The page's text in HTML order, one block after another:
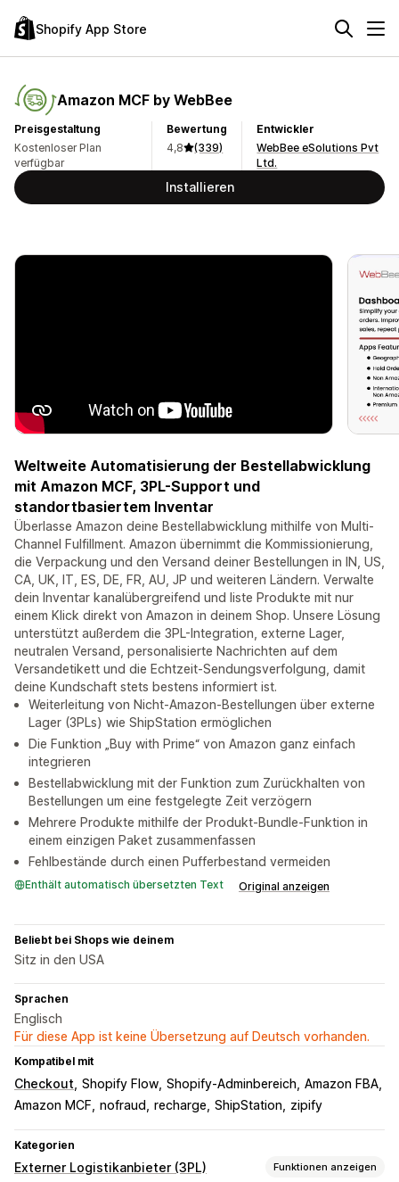
Shopify App Store
Amazon MCF by WebBee
Preisgestaltung
Kostenloser Plan
verfügbar
Bewertung
4,8
(339)
Entwickler
WebBee eSolutions Pvt
Ltd.
Installieren
Weltweite Automatisierung der Bestellabwicklung
mit Amazon MCF, 3PL-Support und
standortbasiertem Inventar
Überlasse Amazon deine Bestellabwicklung mithilfe von Multi-
Channel Fulfillment. Amazon übernimmt die Kommissionierung,
die Verpackung und den Versand deiner Bestellungen in IN, US,
CA, UK, IT, ES, DE, FR, AU, JP und weiteren Ländern. Verwalte
dein Inventar kanalübergreifend und liste Produkte mit nur
einem Klick direkt von Amazon in deinem Shop. Unsere Lösung
unterstützt außerdem die 3PL-Integration, externe Lager,
neutralen Versand, personalisierte Nachrichten auf dem
Versandetikett und die Echtzeit-Sendungsverfolgung, damit
deine Kundschaft stets bestens informiert ist.
Weiterleitung von Nicht-Amazon-Bestellungen über externe
Lager (3PLs) wie ShipStation ermöglichen
Die Funktion „Buy with Prime“ von Amazon ganz einfach
integrieren
Bestellabwicklung mit der Funktion zum Zurückhalten von
Bestellungen um eine festgelegte Zeit verzögern
Mehrere Produkte mithilfe der Produkt-Bundle-Funktion in
einem einzigen Paket zusammenfassen
Fehlbestände durch einen Pufferbestand vermeiden
Enthält automatisch übersetzten Text Original anzeigen
Beliebt bei Shops wie deinem
Sitz in den USA
Sprachen
Englisch
Für diese App ist keine Übersetzung auf Deutsch vorhanden.
Kompatibel mit
Checkout Shopify Flow Shopify-Adminbereich Amazon FBA
Amazon MCF nofraud recharge ShipStation zipify
Kategorien
Externer Logistikanbieter (3PL) Funktionen anzeigen